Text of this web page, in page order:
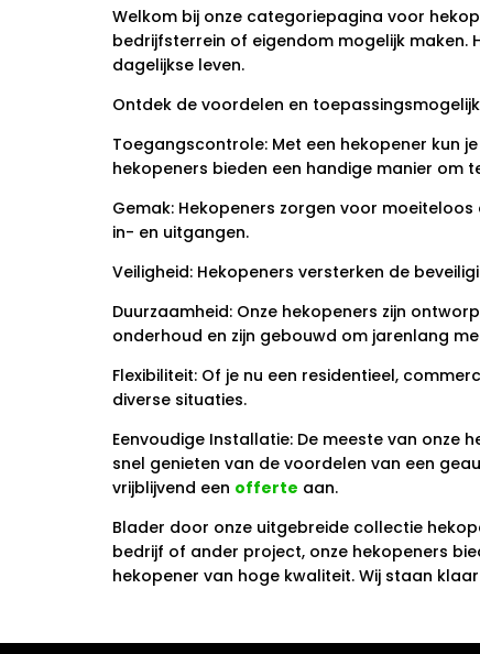
Welkom bij onze categoriepagina voor
bedrijfsterrein of eigendom mogelijk maken.
dagelijkse leven.
Ontdek de voordelen en
Toegangscontrole: Met een hekopener kun
hekopeners bieden een handige manier om
Gemak: Hekopeners zorgen voor
in- en uitgangen.
Veiligheid: Hekopeners versterken de
Duurzaamheid: Onze hekopeners zijn
onderhoud en zijn gebouwd om jarenlang
Flexibiliteit: Of je nu een residentieel,
diverse situaties.
Eenvoudige Installatie: De meeste van onze
snel genieten van de voordelen van een
vrijblijvend een offerte aan.
Blader door onze uitgebreide collectie
bedrijf of ander project, onze hekopeners
hekopener van hoge kwaliteit. Wij staan